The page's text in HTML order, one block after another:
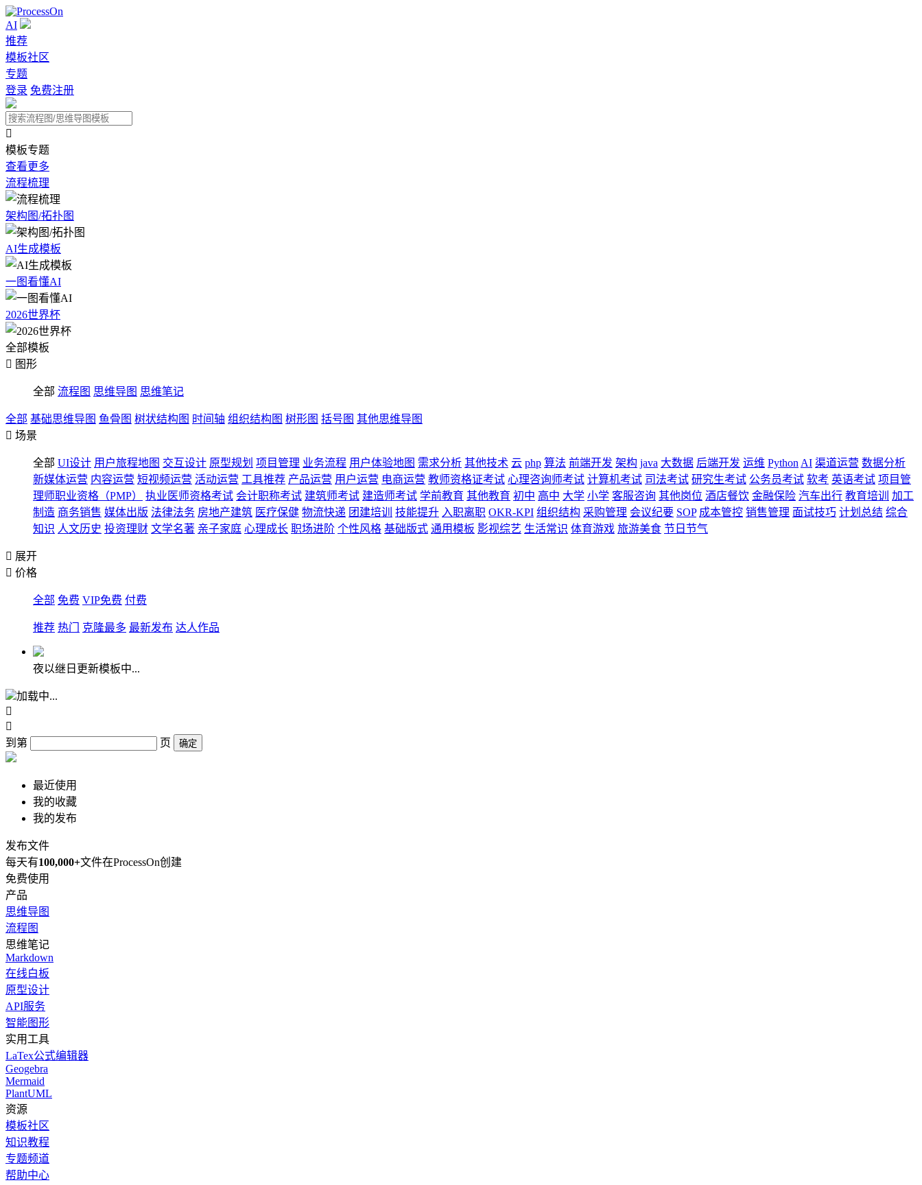
AI
推荐
模板社区
专题
登录 免费注册

模板专题
查看更多
流程梳理
架构图/拓扑图
AI生成模板
一图看懂AI
2026世界杯
全部模板
 图形
全部 流程图 思维导图 思维笔记
全部 基础思维导图 鱼骨图 树状结构图 时间轴 组织结构图 树形图 括号图 其他思维导图
 场景
全部 UI设计 用户旅程地图 交互设计 原型规划 项目管理 业务流程 用户体验地图 需求分析 其他技术 云 php 算法 前端开发 架构 java 大数据 后端开发 运维 Python AI 渠道运营 数据分析
新媒体运营 内容运营 短视频运营 活动运营 工具推荐 产品运营 用户运营 电商运营 教师资格证考试 心理咨询师考试 计算机考试 司法考试 研究生考试 公务员考试 软考 英语考试 项目管
理师职业资格（PMP）
执业医师资格考试 会计职称考试 建筑师考试 建造师考试 学前教育 其他教育 初中 高中 大学 小学 客服咨询 其他岗位 酒店餐饮 金融保险 汽车出行 教育培训
加工
制造 商务销售 媒体出版 法律法务 房地产建筑 医疗保健 物流快递 团建培训 技能提升 入职离职 OKR-KPI 组织结构 采购管理 会议纪要 SOP 成本管控 销售管理 面试技巧 计划总结 综合
知识 人文历史 投资理财 文学名著 亲子家庭 心理成长 职场进阶 个性风格 基础版式 通用模板 影视综艺 生活常识 体育游戏 旅游美食 节日节气
 展开
 价格
全部 免费 VIP免费 付费
推荐 热门 克隆最多 最新发布 达人作品
夜以继日更新模板中...
加载中...


到第
页 确定
最近使用
我的收藏
我的发布
发布文件
每天有100,000+文件在ProcessOn创建
免费使用
产品
思维导图
流程图
思维笔记
Markdown
在线白板
原型设计
API服务
智能图形
实用工具
LaTex公式编辑器
Geogebra
Mermaid
PlantUML
资源
模板社区
知识教程
专题频道
帮助中心